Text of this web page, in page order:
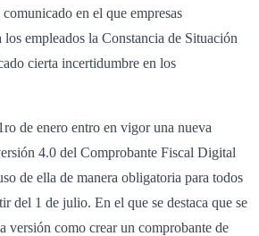
en el que empresas
empleados la Constancia de Situación
cierta incertidumbre en los
de enero entro en vigor una nueva
4.0 del Comprobante Fiscal Digital
de ella de manera obligatoria para todos
del 1 de julio. En el que se destaca que se
versión como crear un comprobante de